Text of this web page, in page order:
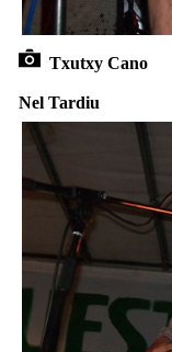
Txutxy Cano
Nel Tardiu